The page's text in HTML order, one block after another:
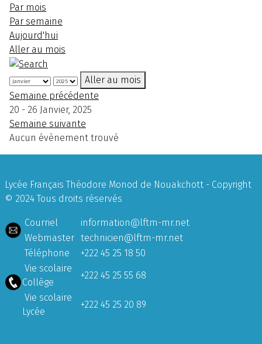
Par mois
Par semaine
Aujourd'hui
Aller au mois
Aller au mois
Semaine précédente
20 - 26 Janvier, 2025
Semaine suivante
Aucun évènement trouvé
Lycée Français Théodore Monod de Nouakchott - Copyright
© 2024 Tous droits réservés
Courriel
information@lftm-mr.net
Webmaster technicien@lftm-mr.net
Téléphone
+222 45 25 18 50
Vie scolaire
Collège
+222 45 25 55 68
Vie scolaire
Lycée
+222 45 25 20 89